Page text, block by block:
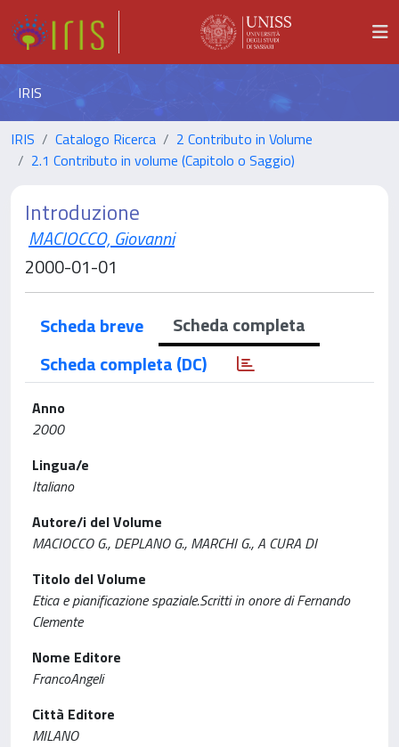
IRIS
IRIS Catalogo Ricerca
2 Contributo in Volume
2.1 Contributo in volume (Capitolo o Saggio)
Introduzione
MACIOCCO, Giovanni
2000-01-01
Scheda breve
Scheda completa
Scheda completa (DC)
Anno
2000
Lingua/e
Italiano
Autore/i del Volume
MACIOCCO G., DEPLANO G., MARCHI G., A CURA DI
Titolo del Volume
Etica e pianificazione spaziale.Scritti in onore di Fernando
Clemente
Nome Editore
FrancoAngeli
Città Editore
MILANO